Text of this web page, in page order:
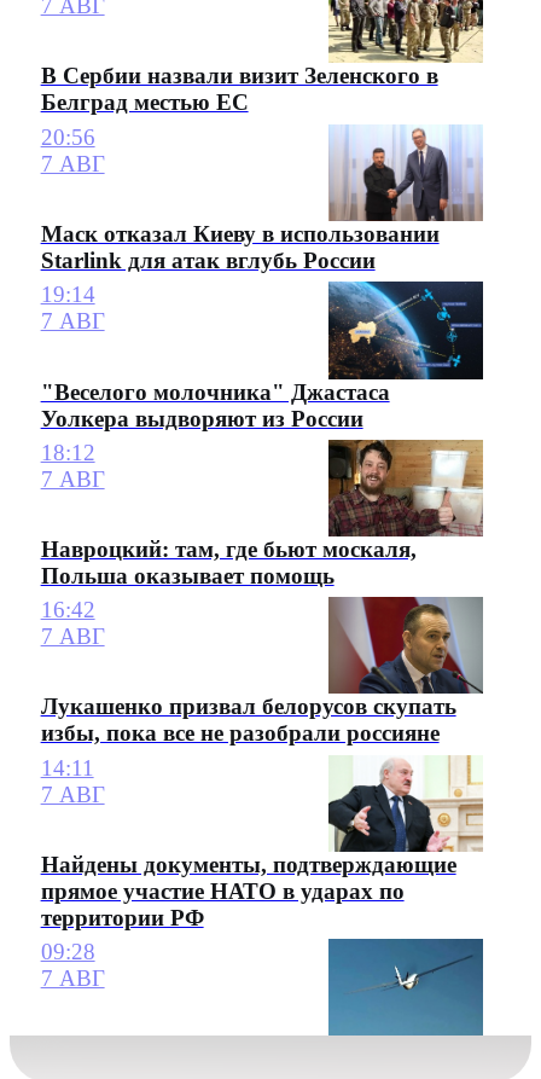
7 АВГ
В Сербии назвали визит Зеленского в
Белград местью ЕС
20:56
7 АВГ
Маск отказал Киеву в использовании
Starlink для атак вглубь России
19:14
7 АВГ
"Веселого молочника" Джастаса
Уолкера выдворяют из России
18:12
7 АВГ
Навроцкий: там, где бьют москаля,
Польша оказывает помощь
16:42
7 АВГ
Лукашенко призвал белорусов скупать
избы, пока все не разобрали россияне
14:11
7 АВГ
Найдены документы, подтверждающие
прямое участие НАТО в ударах по
территории РФ
09:28
7 АВГ